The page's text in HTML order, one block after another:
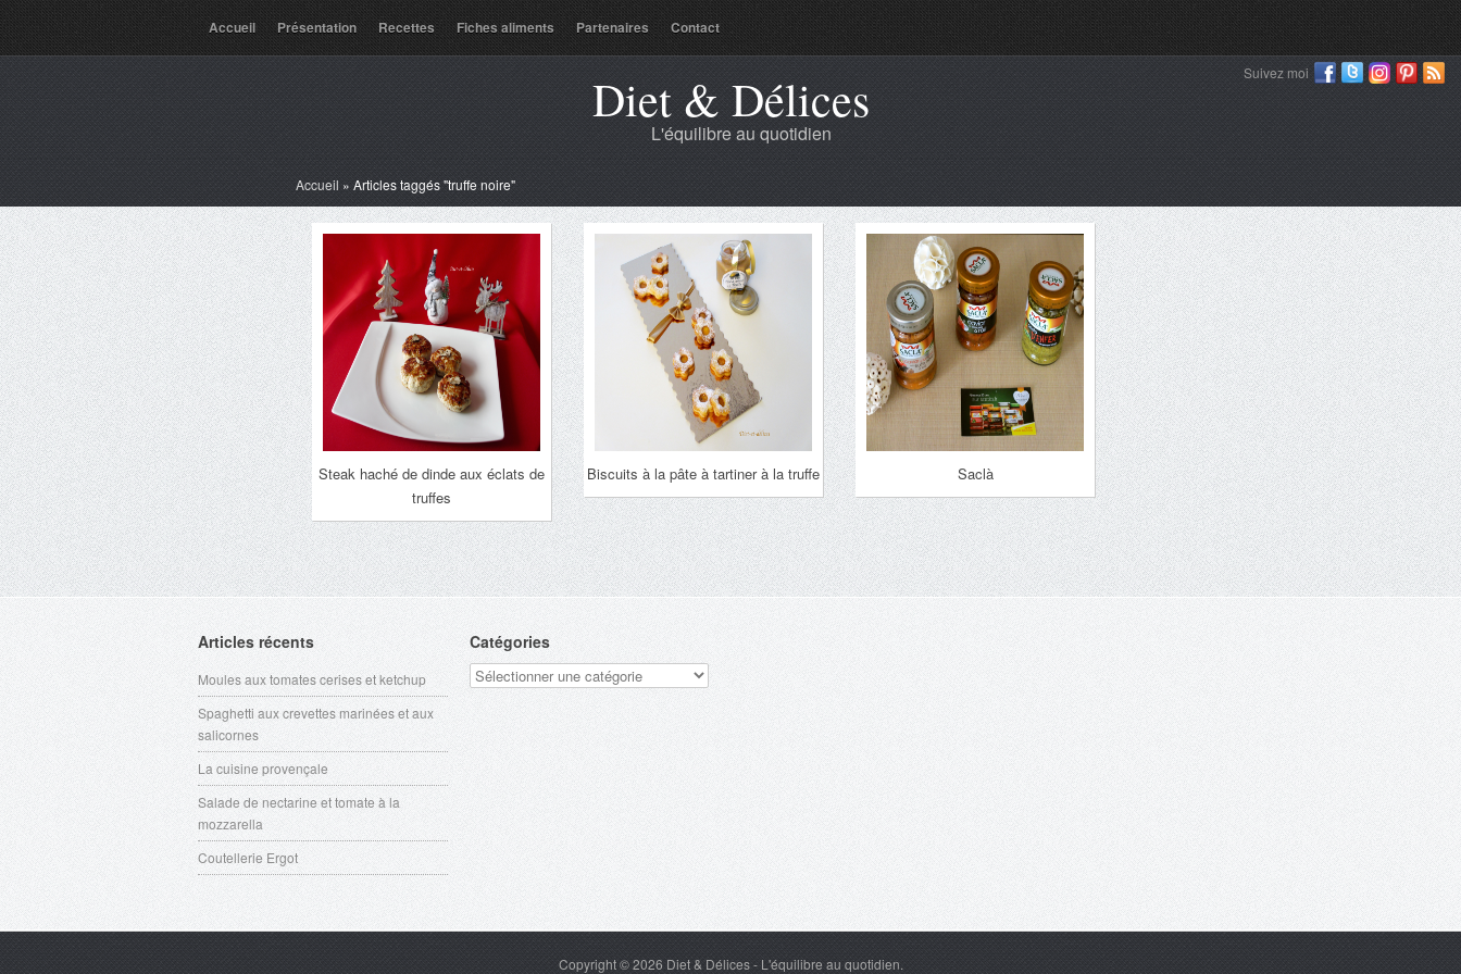
Accueil Présentation Recettes Fiches aliments Partenaires Contact
Suivez moi
Diet & Délices
L'équilibre au quotidien
Accueil » Articles taggés "truffe noire"
Steak haché de dinde aux éclats de
truffes
Biscuits à la pâte à tartiner à la truffe Saclà
Articles récents
Moules aux tomates cerises et ketchup
Spaghetti aux crevettes marinées et aux
salicornes
La cuisine provençale
Salade de nectarine et tomate à la
mozzarella
Coutellerie Ergot
Catégories
Catégories
Copyright © 2026 Diet & Délices- L'équilibre au quotidien.